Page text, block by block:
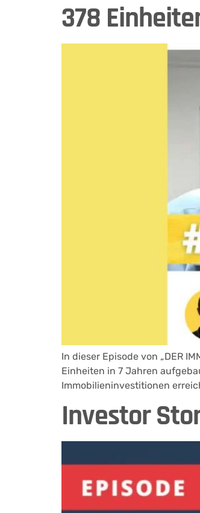
378
In dieser Episode von „DER
Einheiten in 7 Jahren
Immobilieninvestitionen
Investor